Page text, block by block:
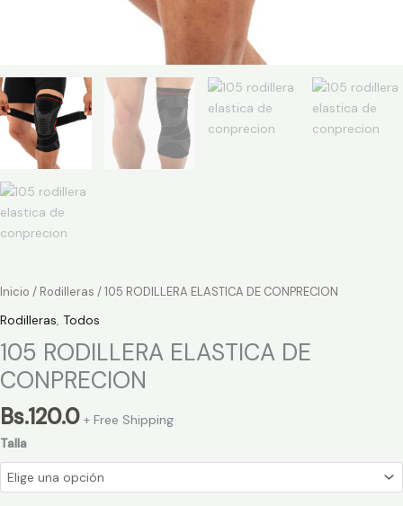
Inicio / Rodilleras / 105 RODILLERA ELASTICA DE CONPRECION
Rodilleras Todos
105 RODILLERA ELASTICA DE
CONPRECION
Bs.120.0 + Free Shipping
Talla